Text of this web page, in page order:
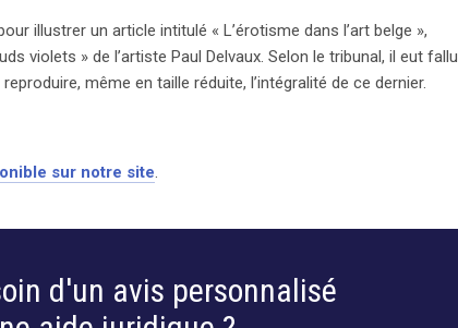
illustrer un article intitulé « L’érotisme dans l’art belge »,
violets » de l’artiste Paul Delvaux. Selon le tribunal, il eut fallu
même en taille réduite, l’intégralité de ce dernier.
sur notre site.
d'un avis personnalisé